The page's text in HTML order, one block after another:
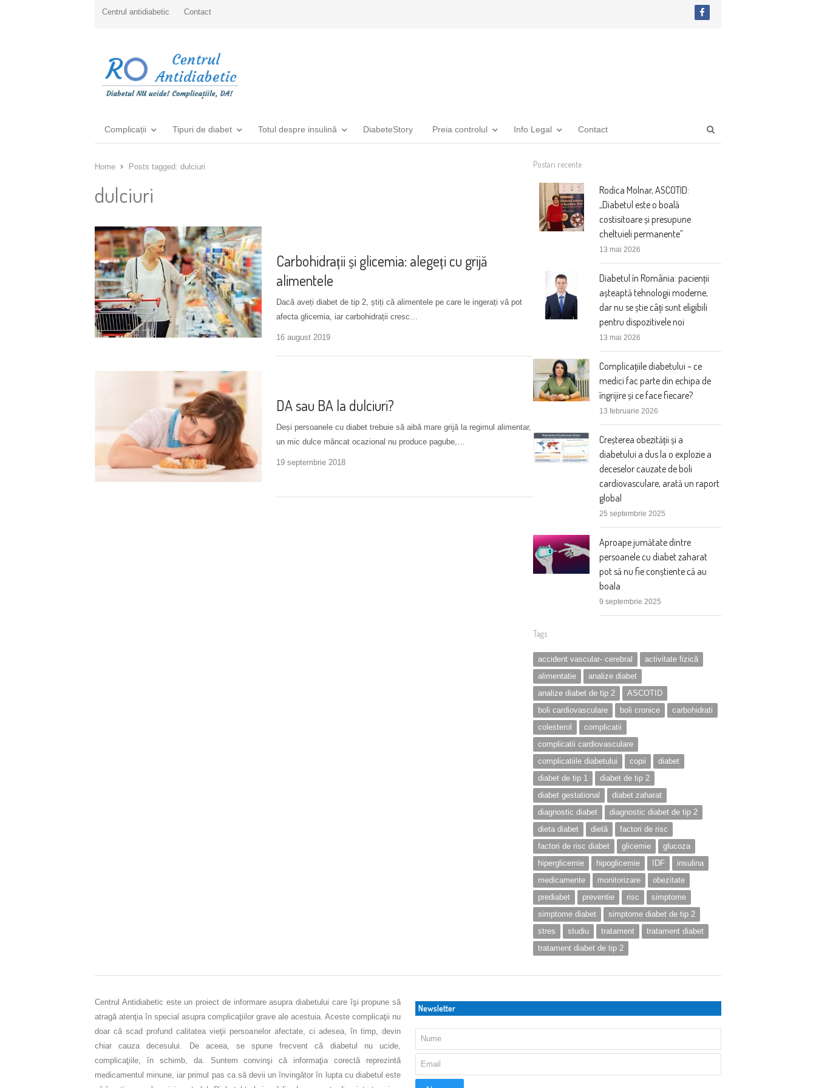
Centrul antidiabetic Contact
Complicații Tipuri de diabet Totul despre insulină DiabeteStory Preia controlul Info Legal Contact
Home
Posts tagged: dulciuri
dulciuri
Carbohidrații și glicemia: alegeți cu grijă
alimentele
Dacă aveți diabet de tip 2, știți că alimentele pe care le ingerați vă pot
afecta glicemia, iar carbohidrații cresc…
16 august 2019
DA sau BA la dulciuri?
Deși persoanele cu diabet trebuie să aibă mare grijă la regimul alimentar,
un mic dulce mâncat ocazional nu produce pagube,…
19 septembrie 2018
Postari recente
Rodica Molnar, ASCOTID:
„Diabetul este o boală
costisitoare și presupune
cheltuieli permanente”
13 mai 2026
Diabetul în România: pacienții
așteaptă tehnologii moderne,
dar nu se știe câți sunt eligibili
pentru dispozitivele noi
13 mai 2026
Complicațiile diabetului – ce
medici fac parte din echipa de
îngrijire și ce face fiecare?
13 februarie 2026
Creșterea obezității și a
diabetului a dus la o explozie a
deceselor cauzate de boli
cardiovasculare, arată un raport
global
25 septembrie 2025
Aproape jumătate dintre
persoanele cu diabet zaharat
pot să nu fie conștiente că au
boala
9 septembrie 2025
Tags
accident vascular- cerebral
activitate fizică
alimentatie
analize diabet
analize diabet de tip 2
ASCOTID
boli cardiovasculare
boli cronice
carbohidrati
colesterol
complicatii
complicatii cardiovasculare
complicatiile diabetului
copii
diabet
diabet de tip 1
diabet de tip 2
diabet gestational
diabet zaharat
diagnostic diabet
diagnostic diabet de tip 2
dieta diabet
dietă
factori de risc
factori de risc diabet
glicemie
glucoza
hiperglicemie
hipoglicemie IDF
insulina
medicamente
monitorizare
obezitate
prediabet
preventie risc
simptome
simptome diabet
simptome diabet de tip 2
stres
studiu tratament
tratament diabet
tratament diabet de tip 2
Centrul Antidiabetic este un proiect de informare asupra diabetului care îşi propune să
atragă atenţia în special asupra complicaţiilor grave ale acestuia. Aceste complicaţii nu
doar că scad profund calitatea vieţii persoanelor afectate, ci adesea, în timp, devin
chiar cauza decesului. De aceea, se spune frecvent că diabetul nu ucide,
complicaţiile, în schimb, da. Suntem convinşi că informaţia corectă reprezintă
medicamentul minune, iar primul pas ca să devii un învingător în lupta cu diabetul este
Newsletter